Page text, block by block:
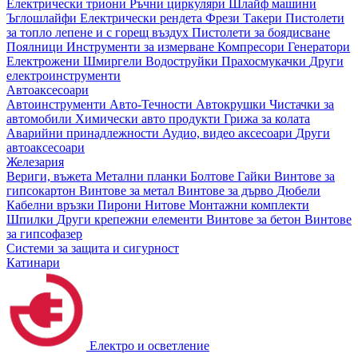
Електрически триони Ръчни циркуляри
Шлайф машини
Ъглошлайфи Електрически рендета Фрези Такери Пистолети
за топло лепене и с горещ въздух Пистолети за боядисване
Поялници Инструменти за измерване Компресори Генератори
Електрожени Шмиргели Водоструйки Прахосмукачки Други
електроинструменти
Автоаксесоари
Автоинструменти Авто-Течности Автокрушки Чистачки за
автомобили Химически авто продукти Грижа за колата
Аварийни принадлежности Аудио, видео аксесоари Други
автоаксесоари
Железария
Вериги, въжета Метални планки Болтове Гайки Винтове за
гипсокартон Винтове за метал Винтове за дърво Дюбели
Кабелни връзки Пирони Нитове Монтажни комплекти
Шпилки Други крепежни елементи Винтове за бетон Винтове
за гипсофазер
Системи за защита и сигурност
Катинари
Електро и осветление